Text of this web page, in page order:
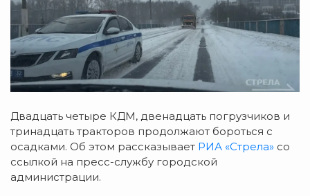
Двадцать четыре КДМ, двенадцать погрузчиков и
тринадцать тракторов продолжают бороться с
осадками. Об этом рассказывает РИА «Стрела» со
ссылкой на пресс-службу городской
администрации.